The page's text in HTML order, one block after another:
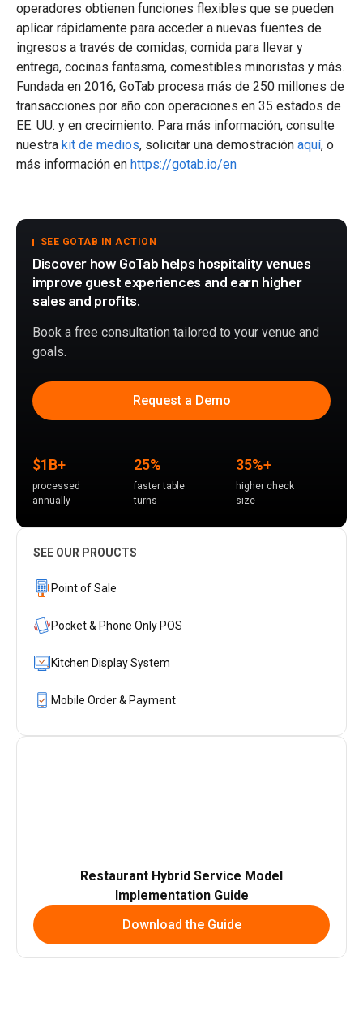
operadores obtienen funciones flexibles que se pueden
aplicar rápidamente para acceder a nuevas fuentes de
ingresos a través de comidas, comida para llevar y
entrega, cocinas fantasma, comestibles minoristas y más.
Fundada en 2016, GoTab procesa más de 250 millones de
transacciones por año con operaciones en 35 estados de
EE. UU. y en crecimiento. Para más información, consulte
nuestra kit de medios, solicitar una demostración aquí, o
más información en https://gotab.io/en
SEE GOTAB IN ACTION
Discover how GoTab helps hospitality venues
improve guest experiences and earn higher
sales and profits.
Book a free consultation tailored to your venue and
goals.
Request a Demo
$1B+
processed
annually
25%
faster table
turns
35%+
higher check
size
SEE OUR PROUCTS
Point of Sale
Pocket & Phone Only POS
Kitchen Display System
Mobile Order & Payment
Restaurant Hybrid Service Model
Implementation Guide
Download the Guide